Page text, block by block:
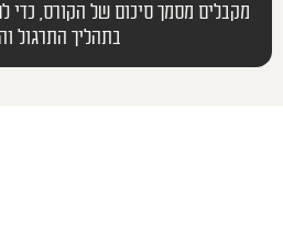
מקבלים מסמך סיכום של הקורס, כדי
בתהליך התרגול